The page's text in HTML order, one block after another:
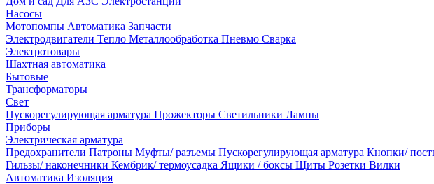
Насосы
Мотопомпы Автоматика Запчасти
Электродвигатели Тепло Металлообработка Пневмо Сварка
Электротовары
Шахтная автоматика
Бытовые
Трансформаторы
Свет
Пускорегулирующая арматура Прожекторы Светильники Лампы
Приборы
Электрическая арматура
Предохранители Патроны Муфты/ разъемы Пускорегулирующая арматура Кнопки/
Гильзы/ наконечники Кембрик/ термоусадка Ящики / боксы Щиты Розетки Вилки
Автоматика Изоляция